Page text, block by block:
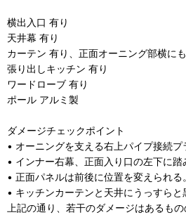
横出入口 有り
天井幕 有り
カーテン 有り、正面オーニング部横に
張り出しキッチン 有り
ワードローブ 有り
ポール アルミ製
ダメージチェックポイント
• オーニングを支える右上パイプ接続プ
• インナー右幕、正面入り口の左下に踏
• 正面パネルは前後に位置を変えられる。
• キッチンカーテンと天井にうっすらと
上記の通り、若干のダメージはあるも